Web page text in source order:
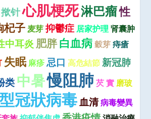
揿针心肌梗死淋巴瘤性
杞子 麦芽 抑鬱症 居家护理 肾囊肿
中耳炎 肥胖白血病 穀芽 痔瘡
失眠 麻疹 忌口 高危結節 新冠肺
类中暑慢阻肺 芡 實 磨玻
冠狀病毒血清病毒變異